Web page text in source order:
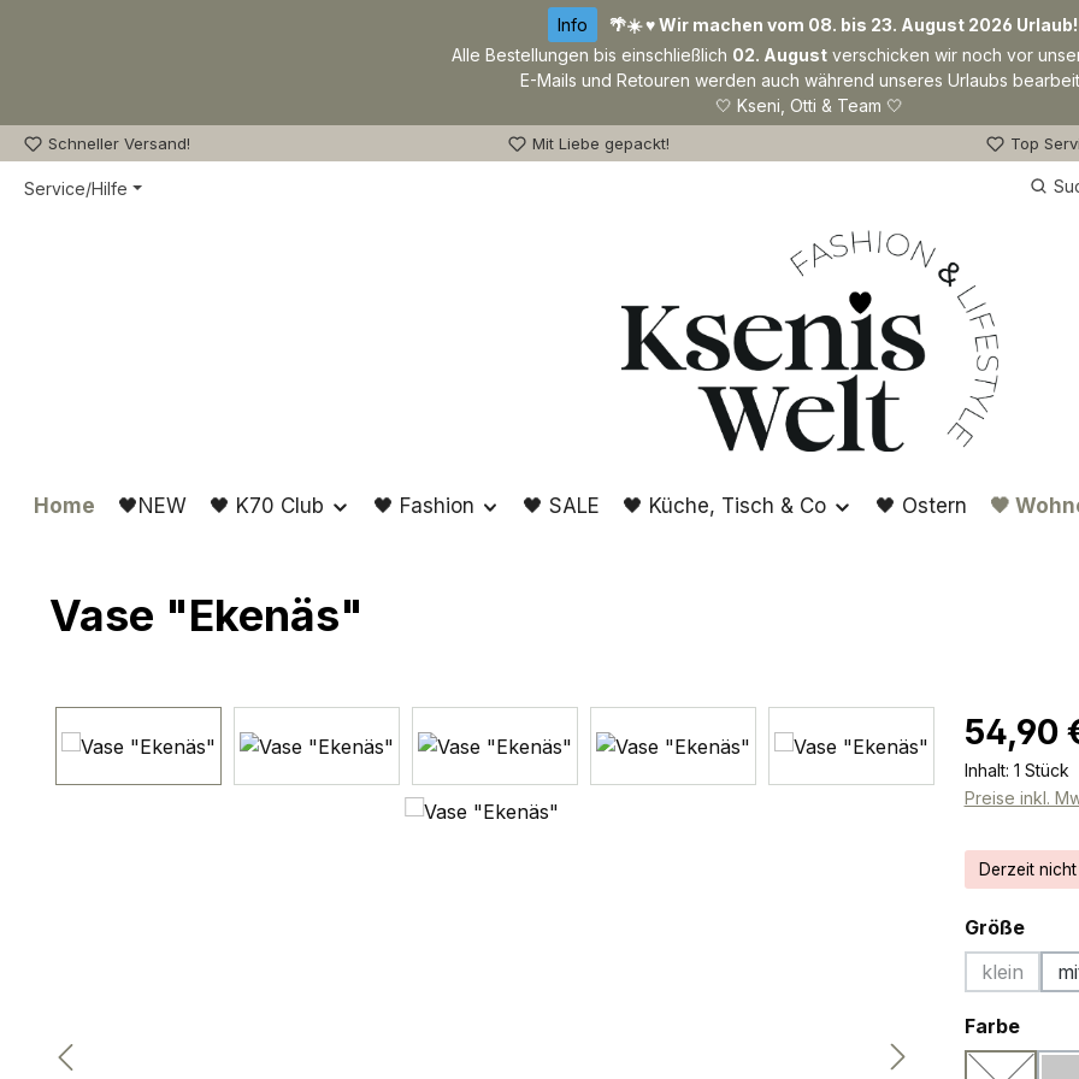
Info
🌴☀️ ♥ Wir machen vom 08. bis 23. August 2026 Urlaub!
Alle Bestellungen bis einschließlich 02. August verschicken wir noch vor
E-Mails und Retouren werden auch während unseres Urlaubs
🤍 Kseni, Otti & Team 🤍
Schneller Versand! Mit Liebe gepackt! Top
Service/Hilfe
Home 🖤NEW 🖤 K70 Club 🖤 Fashion 🖤 SALE 🖤 Küche, Tisch & Co 🖤 Ostern 🖤
Vase "Ekenäs"
Regulärer
54,90
Inhalt: 1 Stück
Preise inkl.
Derzeit
Größe
klein
(Diese
Farbe